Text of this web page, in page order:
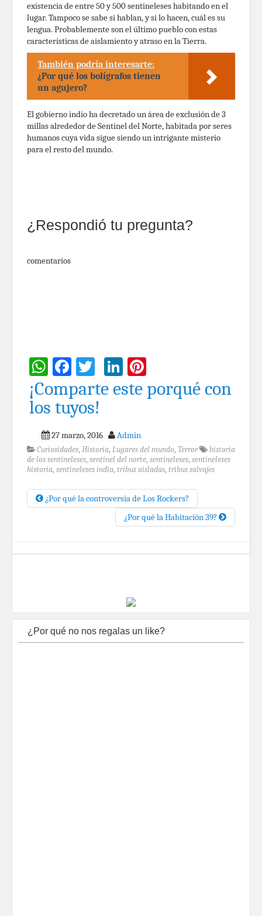
existencia de entre 50 y 500 sentineleses habitando en el
lugar. Tampoco se sabe si hablan, y si lo hacen, cuál es su
lengua. Probablemente son el último pueblo con estas
características de aislamiento y atraso en la Tierra.
También podría interesarte:
¿Por qué los bolígrafos tienen
un agujero?
El gobierno indio ha decretado un área de exclusión de 3
millas alrededor de Sentinel del Norte, habitada por seres
humanos cuya vida sigue siendo un intrigante misterio
para el resto del mundo.
¿Respondió tu pregunta?
comentarios
WhatsApp
Facebook
TwitterLinkedIn
¡Comparte este porqué con
los tuyos!
27 marzo, 2016 Admin
Curiosidades, Historia, Lugares del mundo, Terror
historia
de los sentineleses, sentinel del norte, sentineleses, sentineleses
historia, sentineleses india, tribus aisladas, tribus salvajes
¿Por qué la controversia de Los Rockers?
¿Por qué la Habitación 39?
¿Por qué no nos regalas un like?